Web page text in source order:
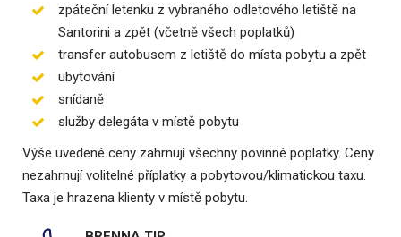
zpáteční letenku z vybraného odletového letiště na
Santorini a zpět (včetně všech poplatků)
transfer autobusem z letiště do místa pobytu a zpět
ubytování
snídaně
služby delegáta v místě pobytu
Výše uvedené ceny zahrnují všechny povinné poplatky. Ceny
nezahrnují volitelné příplatky a pobytovou/klimatickou taxu.
Taxa je hrazena klienty v místě pobytu.